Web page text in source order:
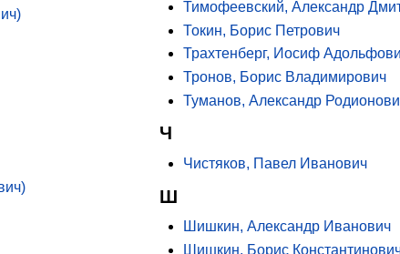
Тимофеевский, Александр
Токин, Борис Петрович
Трахтенберг, Иосиф
Тронов, Борис Владимирович
Туманов, Александр
Ч
Чистяков, Павел Иванович
Ш
Шишкин, Александр Иванович
Шишкин, Борис